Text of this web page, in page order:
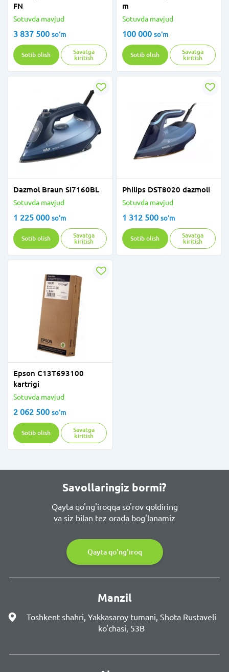
FN
Sotuvda mavjud
3 837 500 so'm
Sotib olish
Savatga
kiritish
m
Sotuvda mavjud
100 000 so'm
Sotib olish
Savatga
kiritish
Dazmol Braun SI7160BL
Sotuvda mavjud
1 225 000 so'm
Sotib olish
Savatga
kiritish
Philips DST8020 dazmoli
Sotuvda mavjud
1 312 500 so'm
Sotib olish
Savatga
kiritish
Epson C13T693100
kartrigi
Sotuvda mavjud
2 062 500 so'm
Sotib olish
Savatga
kiritish
Savollaringiz bormi?
Qayta qo'ng'iroqqa so'rov qoldiring
va siz bilan tez orada bog'lanamiz
Qayta qo'ng'iroq
Manzil
Toshkent shahri, Yakkasaroy tumani, Shota Rustaveli
ko'chasi, 53B